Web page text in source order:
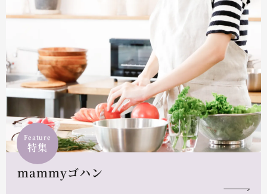
Feature
特集
mammyゴハン